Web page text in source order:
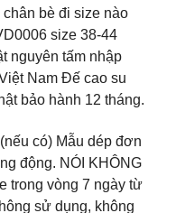
bè đi size nào
size 38-44
nguyên tấm nhập
Nam Đế cao su
bảo hành 12 tháng.
có) Mẫu dép đơn
động. NÓI KHÔNG
trong vòng 7 ngày từ
sử dụng, không